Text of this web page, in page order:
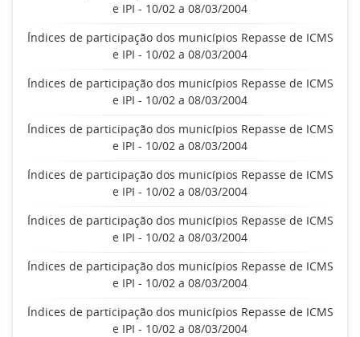
e IPI - 10/02 a 08/03/2004
Índices de participação dos municípios Repasse de ICMS
e IPI - 10/02 a 08/03/2004
Índices de participação dos municípios Repasse de ICMS
e IPI - 10/02 a 08/03/2004
Índices de participação dos municípios Repasse de ICMS
e IPI - 10/02 a 08/03/2004
Índices de participação dos municípios Repasse de ICMS
e IPI - 10/02 a 08/03/2004
Índices de participação dos municípios Repasse de ICMS
e IPI - 10/02 a 08/03/2004
Índices de participação dos municípios Repasse de ICMS
e IPI - 10/02 a 08/03/2004
Índices de participação dos municípios Repasse de ICMS
e IPI - 10/02 a 08/03/2004